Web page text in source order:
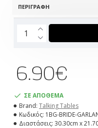
ΠΕΡΙΓΡΑΦΉ
ΣΕ ΑΠΟΘΕΜΑ
Brand: Talking Tables
Κωδικός: 1BG-BRIDE-
Διαστάσεις: 30.30cm x
6.90€